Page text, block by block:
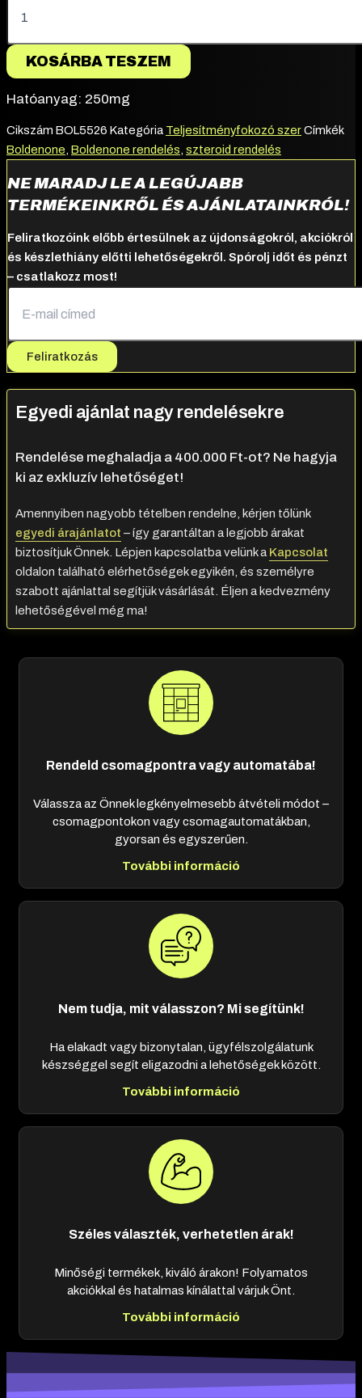
KOSÁRBA TESZEM
Hatóanyag: 250mg
Cikszám BOL5526 Kategória Teljesítményfokozó szerCímkék
Boldenone, Boldenone rendelés szteroid rendelés
NE MARADJ LE A LEGÚJABB
TERMÉKEINKRŐL ÉS AJÁNLATAINKRÓL!
Feliratkozóink előbb értesülnek az újdonságokról, akciókról
és készlethiány előtti lehetőségekről. Spórolj időt és pénzt
– csatlakozz most!
Feliratkozás
Egyedi ajánlat nagy rendelésekre
Rendelése meghaladja a 400.000 Ft-ot? Ne hagyja
ki az exkluzív lehetőséget!
Amennyiben nagyobb tételben rendelne, kérjen tőlünk
egyedi árajánlatot – így garantáltan a legjobb árakat
biztosítjuk Önnek. Lépjen kapcsolatba velünk a Kapcsolat
oldalon található elérhetőségek egyikén, és személyre
szabott ajánlattal segítjük vásárlását. Éljen a kedvezmény
lehetőségével még ma!
Rendeld csomagpontra vagy automatába!
Válassza az Önnek legkényelmesebb átvételi módot –
csomagpontokon vagy csomagautomatákban,
gyorsan és egyszerűen.
További információ
Nem tudja, mit válasszon? Mi segítünk!
Ha elakadt vagy bizonytalan, ügyfélszolgálatunk
készséggel segít eligazodni a lehetőségek között.
További információ
Széles választék, verhetetlen árak!
Minőségi termékek, kiváló árakon! Folyamatos
akciókkal és hatalmas kínálattal várjuk Önt.
További információ